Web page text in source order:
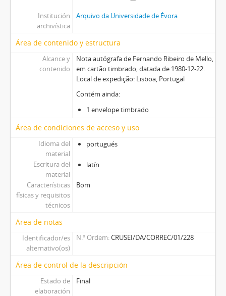
Institución
archivística
Arquivo da Universidade de Évora
Área de contenido y estructura
Alcance y
contenido
Nota autógrafa de Fernando Ribeiro de Mello,
em cartão timbrado, datada de 1980-12-22.
Local de expedição: Lisboa, Portugal
Contém ainda:
1 envelope timbrado
Área de condiciones de acceso y uso
Idioma del
material
portugués
Escritura del
material
latín
Características
físicas y requisitos
técnicos
Bom
Área de notas
Identificador/es
alternativo(os)
N.º Ordem CRUSEI/DA/CORREC/01/228
Área de control de la descripción
Estado de
elaboración
Final